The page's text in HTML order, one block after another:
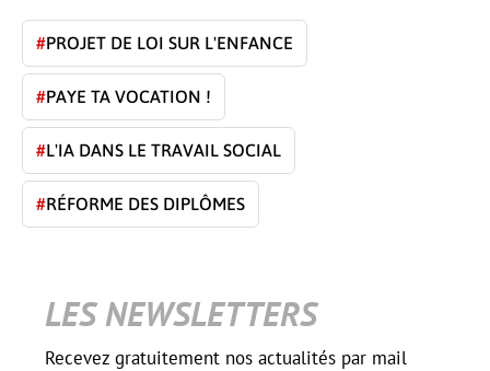
#PROJET DE LOI SUR L'ENFANCE
#PAYE TA VOCATION !
#L'IA DANS LE TRAVAIL SOCIAL
#RÉFORME DES DIPLÔMES
LES NEWSLETTERS
Recevez gratuitement nos actualités par mail